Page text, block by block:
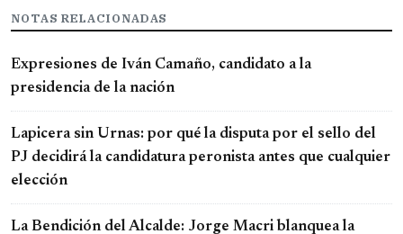
NOTAS RELACIONADAS
Expresiones de Iván Camaño, candidato a la
presidencia de la nación
Lapicera sin Urnas: por qué la disputa por el sello del
PJ decidirá la candidatura peronista antes que cualquier
elección
La Bendición del Alcalde: Jorge Macri blanquea la